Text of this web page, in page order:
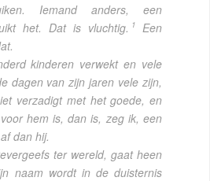
Iemand anders, een
het. Dat is vluchtig. 1
Een
kinderen verwekt en vele
dagen van zijn jaren vele zijn,
verzadigt met het goede, en
hem is, dan is, zeg ik, een
dan hij.
ter wereld, gaat heen
naam wordt in de duisternis